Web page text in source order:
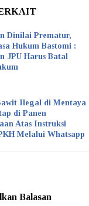
Dinilai Prematur,
Hukum Bastomi :
JPU Harus Batal
Ilegal di Mentaya
di Panen
Atas Instruksi
Melalui Whatsapp
Balasan